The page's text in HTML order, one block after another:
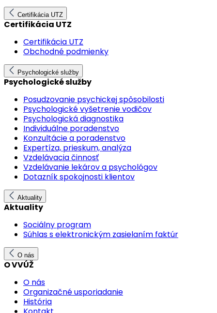
Certifikácia UTZ
Certifikácia UTZ
Certifikácia UTZ
Obchodné podmienky
Psychologické služby
Psychologické služby
Posudzovanie psychickej spôsobilosti
Psychologické vyšetrenie vodičov
Psychologická diagnostika
Individuálne poradenstvo
Konzultácie a poradenstvo
Expertíza, prieskum, analýza
Vzdelávacia činnosť
Vzdelávanie lekárov a psychológov
Dotazník spokojnosti klientov
Aktuality
Aktuality
Sociálny program
Súhlas s elektronickým zasielaním faktúr
O nás
O VVÚŽ
O nás
Organizačné usporiadanie
História